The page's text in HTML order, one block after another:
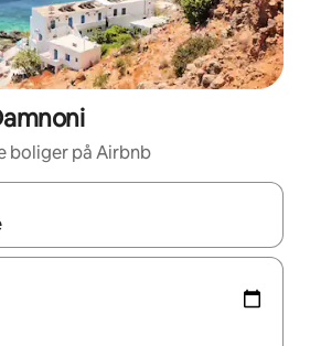
boliger på Airbnb
skal du navigere med